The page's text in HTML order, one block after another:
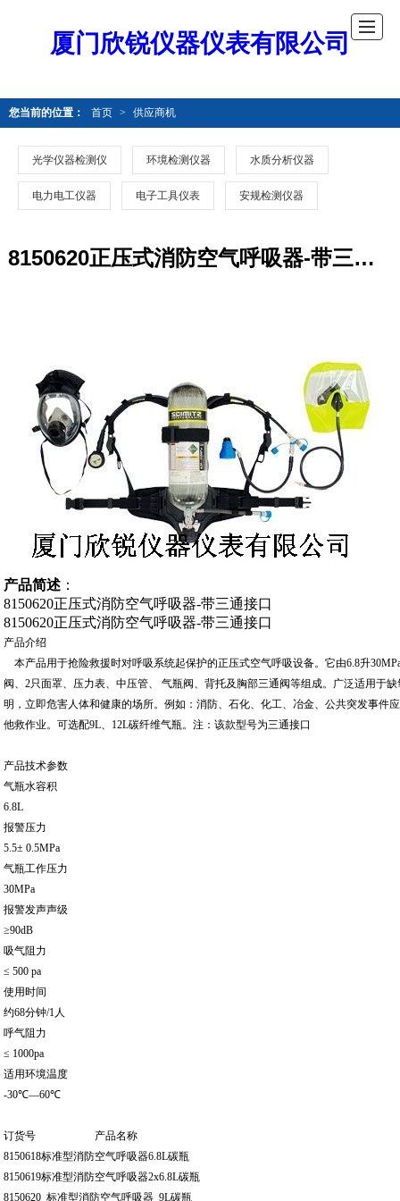
厦门欣锐仪器仪表有限公司
您当前的位置： 首页 > 供应商机
光学仪器检测仪 环境检测仪器 水质分析仪器
电力电工仪器 电子工具仪表 安规检测仪器
8150620正压式消防空气呼吸器-带三通接口
产品简述 ：
8150620正压式消防空气呼吸器-带三通接口
8150620正压式消防空气呼吸器-带三通接口
产品介绍
本产品用于抢险救援时对呼吸系统起保护的正压式空气呼吸设备。它由6.8升
阀、2只面罩、压力表、中压管、 气瓶阀、背托及胸部三通阀等组成。广泛适用于
明，立即危害人体和健康的场所。例如：消防、石化、化工、冶金、公共突发事件
他救作业。可选配9L、12L碳纤维气瓶。注：该款型号为三通接口
产品技术参数
气瓶水容积
6.8L
报警压力
5.5± 0.5MPa
气瓶工作压力
30MPa
报警发声声级
≥90dB
吸气阻力
≤ 500 pa
使用时间
约68分钟/1人
呼气阻力
≤ 1000pa
适用环境温度
-30℃—60℃
订货号 产品名称
8150618标准型消防空气呼吸器6.8L碳瓶
8150619标准型消防空气呼吸器2x6.8L碳瓶
8150620 标准型消防空气呼吸器 9L碳瓶